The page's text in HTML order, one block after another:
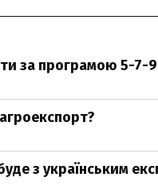
за програмою 5-7-
з українським